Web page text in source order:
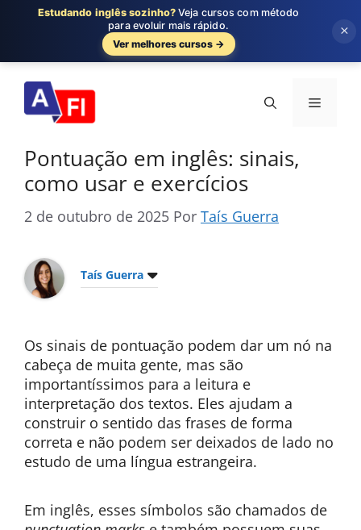
para
conteúdo
Menu
Pontuação em inglês: sinais,
como usar e exercícios
2 de outubro de 2025 Por Taís Guerra
Taís Guerra
Os sinais de pontuação podem dar um nó na
cabeça de muita gente, mas são
importantíssimos para a leitura e
interpretação dos textos. Eles ajudam a
construir o sentido das frases de forma
correta e não podem ser deixados de lado no
estudo de uma língua estrangeira.
Em inglês, esses símbolos são chamados de
Estudando inglês sozinho? Veja cursos com método
para evoluir mais rápido.
Ver melhores cursos →
×